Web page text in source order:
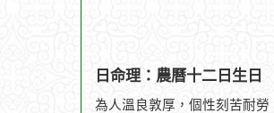
日命理：農曆十二日生日
為人溫良敦厚，個性刻苦耐